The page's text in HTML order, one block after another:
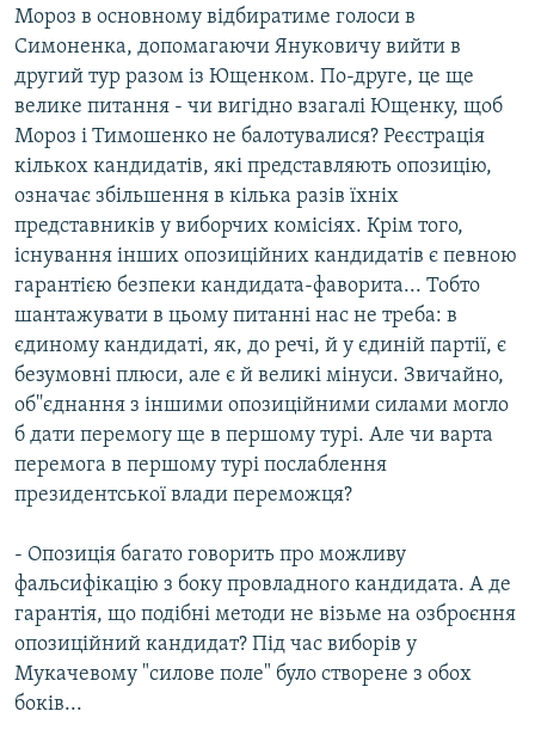
Мороз в основному відбиратиме голоси в
Симоненка, допомагаючи Януковичу вийти в
другий тур разом із Ющенком. По-друге, це ще
велике питання - чи вигідно взагалі Ющенку, щоб
Мороз і Тимошенко не балотувалися? Реєстрація
кількох кандидатів, які представляють опозицію,
означає збільшення в кілька разів їхніх
представників у виборчих комісіях. Крім того,
існування інших опозиційних кандидатів є певною
гарантією безпеки кандидата-фаворита... Тобто
шантажувати в цьому питанні нас не треба: в
єдиному кандидаті, як, до речі, й у єдиній партії, є
безумовні плюси, але є й великі мінуси. Звичайно,
об''єднання з іншими опозиційними силами могло
б дати перемогу ще в першому турі. Але чи варта
перемога в першому турі послаблення
президентської влади переможця?
- Опозиція багато говорить про можливу
фальсифікацію з боку провладного кандидата. А де
гарантія, що подібні методи не візьме на озброєння
опозиційний кандидат? Під час виборів у
Мукачевому "силове поле" було створене з обох
боків...